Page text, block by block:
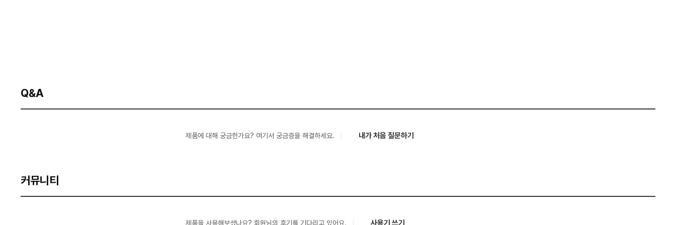
Q&A
제품에 대해 궁금한가요? 여기서 궁금증을 해결하세요. 내가 처음 질문하기
커뮤니티
제품을 사용해보셨나요? 회원님의 후기를 기다리고 있어요. 사용기 쓰기